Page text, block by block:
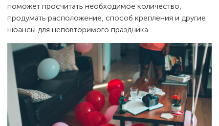
поможет просчитать необходимое количество,
продумать расположение, способ крепления и другие
нюансы для неповторимого праздника.